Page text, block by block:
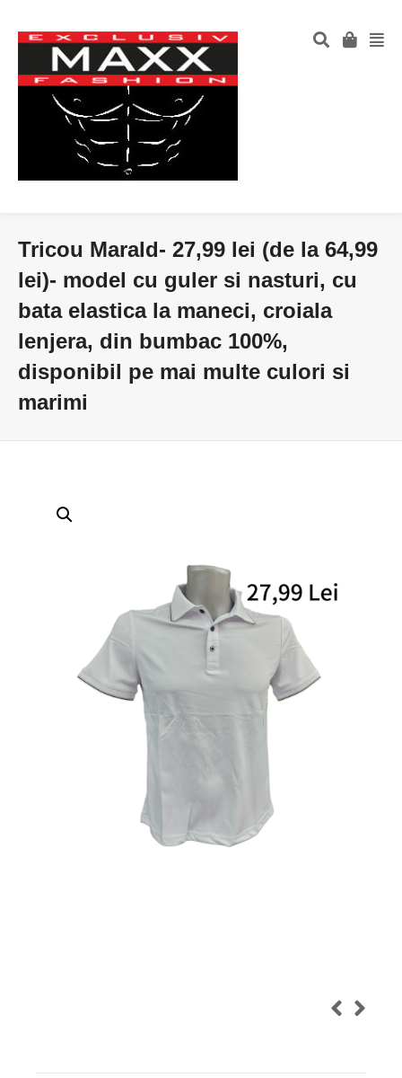
Tricou Marald- 27,99 lei (de la 64,99
lei)- model cu guler si nasturi, cu
bata elastica la maneci, croiala
lenjera, din bumbac 100%,
disponibil pe mai multe culori si
marimi